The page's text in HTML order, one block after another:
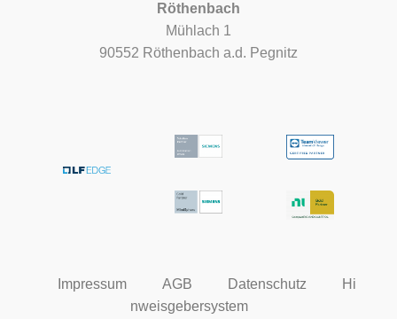
Röthenbach
Mühlach 1
90552 Röthenbach a.d. Pegnitz
Impressum AGB Datenschutz
Hi
nweisgebersystem